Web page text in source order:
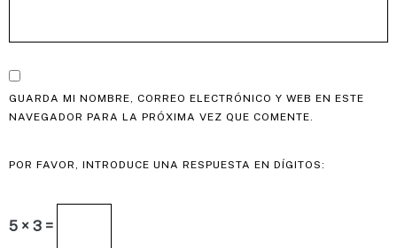
GUARDA MI NOMBRE, CORREO ELECTRÓNICO Y WEB EN ESTE
NAVEGADOR PARA LA PRÓXIMA VEZ QUE COMENTE.
POR FAVOR, INTRODUCE UNA RESPUESTA EN DÍGITOS:
5 × 3 =